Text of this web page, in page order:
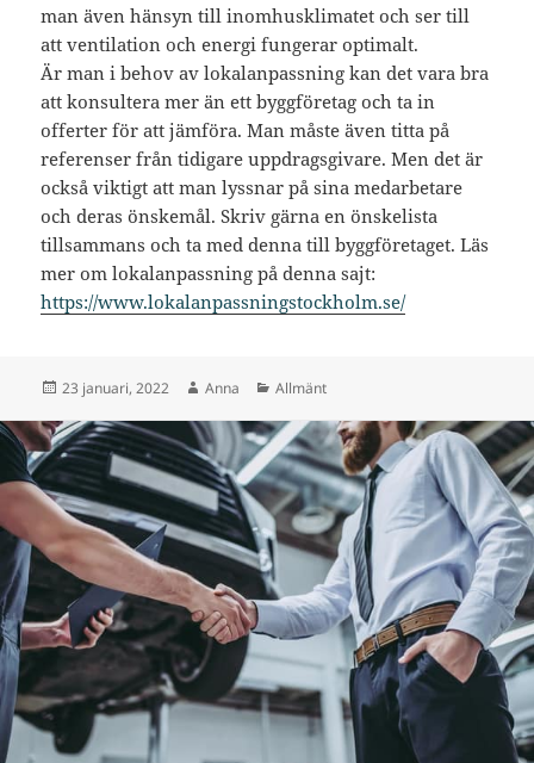
man även hänsyn till inomhusklimatet och ser till
att ventilation och energi fungerar optimalt.
Är man i behov av lokalanpassning kan det vara bra
att konsultera mer än ett byggföretag och ta in
offerter för att jämföra. Man måste även titta på
referenser från tidigare uppdragsgivare. Men det är
också viktigt att man lyssnar på sina medarbetare
och deras önskemål. Skriv gärna en önskelista
tillsammans och ta med denna till byggföretaget. Läs
mer om lokalanpassning på denna sajt:
https://www.lokalanpassningstockholm.se/
Postat
23 januari, 2022 Författare
Anna Kategorier
Allmänt